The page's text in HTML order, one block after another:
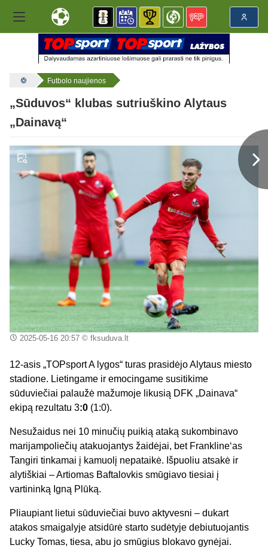
Futbolo naujienos
„Sūduvos“ klubas sutriuškino Alytaus
„Dainavą“
2025-05-16 20:57© fksuduva.lt
12-asis „TOPsport A lygos“ turas prasidėjo Alytaus miesto
stadione. Lietingame ir emocingame susitikime
sūduviečiai palaužė mažumoje likusią DFK „Dainava“
ekipą rezultatu 3:0 (1:0).
Nesužaidus nei 10 minučių puikią ataką sukombinavo
marijampoliečių atakuojantys žaidėjai, bet Frankline‘as
Tangiri tinkamai į kamuolį nepataikė. Išpuoliu atsakė ir
alytiškiai – Artiomas Baftalovkis smūgiavo tiesiai į
vartininką Igną Plūką.
Pliaupiant lietui sūduviečiai buvo aktyvesni – dukart
atakos smaigalyje atsidūrė starto sudėtyje debiutuojantis
Lucky Tomas, tiesa, abu jo smūgius blokavo gynėjai.